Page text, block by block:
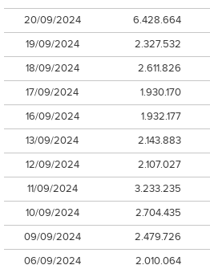
20/09/2024
6.428.664
19/09/2024
2.327.532
18/09/2024
2.611.826
17/09/2024
1.930.170
16/09/2024
1.932.177
13/09/2024
2.143.883
12/09/2024
2.107.027
11/09/2024
3.233.235
10/09/2024
2.704.435
09/09/2024
2.479.726
06/09/2024
2.010.064